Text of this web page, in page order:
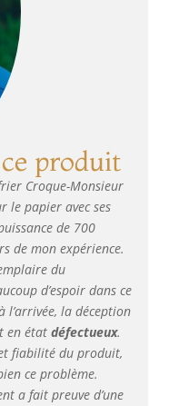
produit
Croque-Monsieur
le papier avec ses
de 700
de mon expérience.
du
d’espoir dans ce
la déception
en état défectueux.
fiabilité du produit,
ce problème.
a fait preuve d’une